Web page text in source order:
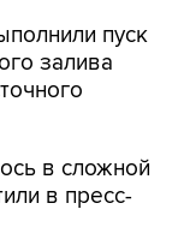
пуск
залива
в сложной
в пресс-